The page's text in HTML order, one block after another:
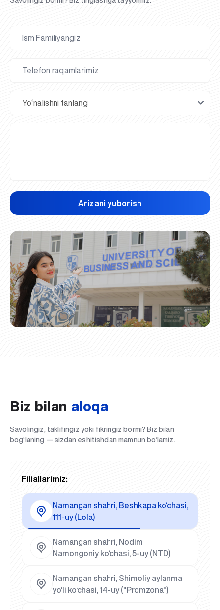
Arizani yuborish
Biz bilan aloqa
Savolingiz, taklifingiz yoki fikringiz bormi? Biz bilan
bog‘laning — sizdan eshitishdan mamnun bo‘lamiz.
Filiallarimiz:
Namangan shahri, Beshkapa ko‘chasi,
111-uy (Lola)
Namangan shahri, Nodim
Namongoniy ko‘chasi, 5-uy (NTD)
Namangan shahri, Shimoliy aylanma
yo‘li ko‘chasi, 14-uy ("Promzona")